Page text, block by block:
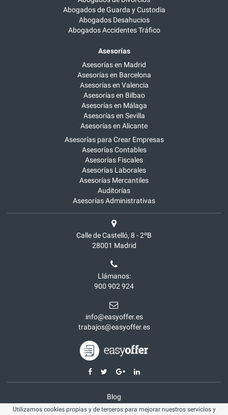
Abogados de Guarda y Custodia
Abogados Desahucios
Abogados Accidentes Tráfico
Asesorías
Asesorías en Madrid
Asesorías en Barcelona
Asesorías en Valencia
Asesorías en Bilbao
Asesorías en Málaga
Asesorías en Sevilla
Asesorías en Alicante
Asesorías para Crear Empresas
Asesorías Contables
Asesorías Fiscales
Asesorías Laborales
Asesorías Mercantiles
Auditorías
Asesorías Administrativas
Calle de Castelló, 8 - 2ºB
28001 Madrid
Llámanos:
900 902 924
info@easyoffer.es
trabajos@easyoffer.es
Blog
Opiniones
Utilizamos cookies propias y de terceros para mejorar nuestros servicios y